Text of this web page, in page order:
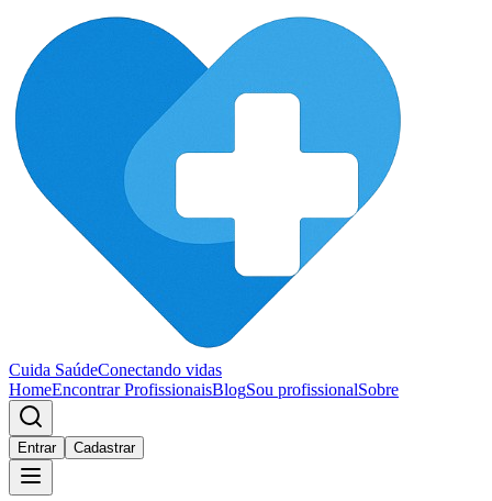
Cuida SaúdeConectando vidas
HomeEncontrar ProfissionaisBlogSou profissionalSobre
Entrar Cadastrar